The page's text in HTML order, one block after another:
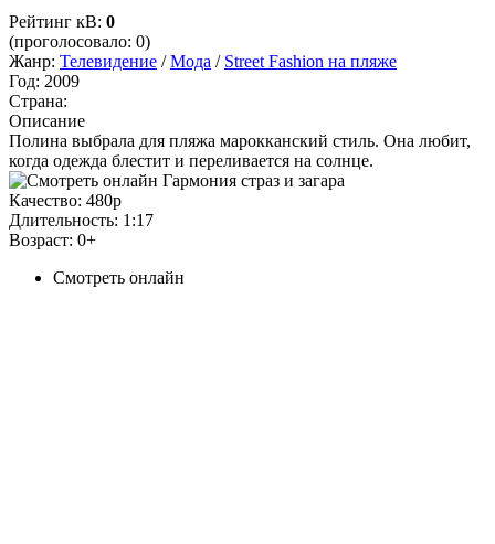
Рейтинг кВ: 0
(проголосовало: 0)
Жанр: Телевидение /Мода / Street Fashion на пляже
Год: 2009
Страна:
Описание
Полина выбрала для пляжа марокканский стиль. Она любит,
когда одежда блестит и переливается на солнце.
Качество: 480p
Длительность: 1:17
Возраст: 0+
Смотреть онлайн